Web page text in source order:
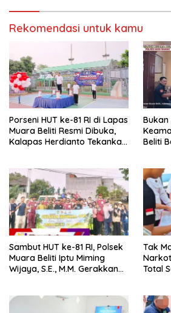
Rekomendasi untuk kamu
Porseni HUT ke-81 RI di Lapas
Muara Beliti Resmi Dibuka,
Kalapas Herdianto Tekankan
Beliti
Sambut HUT ke-81 RI, Polsek
Muara Beliti Iptu Miming
Wijaya, S.E., M.M. Gerakkan
Tak
Total